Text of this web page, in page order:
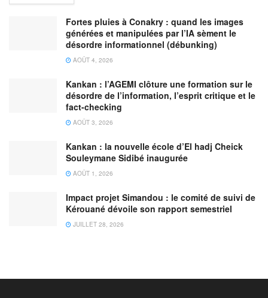
Fortes pluies à Conakry : quand les images
générées et manipulées par l’IA sèment le
désordre informationnel (débunking)
AOÛT 4, 2026
Kankan : l’AGEMI clôture une formation sur le
désordre de l’information, l’esprit critique et le
fact-checking
AOÛT 3, 2026
Kankan : la nouvelle école d’El hadj Cheick
Souleymane Sidibé inaugurée
AOÛT 1, 2026
Impact projet Simandou : le comité de suivi de
Kérouané dévoile son rapport semestriel
JUILLET 28, 2026